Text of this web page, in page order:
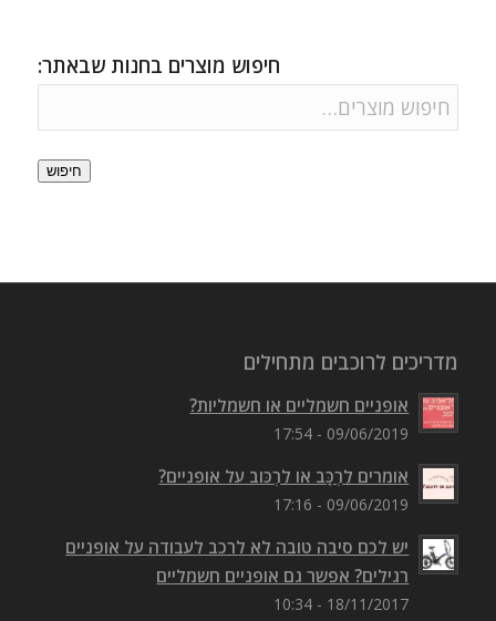
חיפוש מוצרים בחנות שבאתר:
חיפוש
מדריכים לרוכבים מתחילים
אופניים חשמליים או חשמליות?
09/06/2019 - 17:54
אומרים לִרְכַּב או לִרְכּוב על אופניים?
09/06/2019 - 17:16
יש לכם סיבה טובה לא לרכב לעבודה על אופניים
רגילים? אפשר גם אופניים חשמליים
18/11/2017 - 10:34